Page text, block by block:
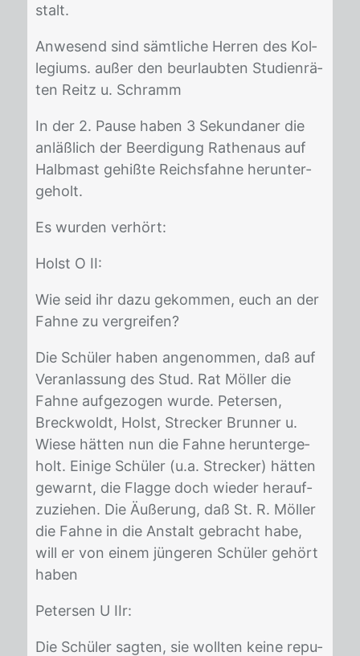
stalt.
An­we­send sind sämt­li­che Her­ren des Kol­
le­gi­ums. au­ßer den be­ur­laub­ten Stu­di­en­rä­
ten Reitz u. Schramm
In der 2. Pau­se ha­ben 3 Se­kun­da­ner die
an­läß­lich der Be­er­di­gung Ra­then­aus auf
Halb­mast ge­hiß­te Reichs­fah­ne her­un­ter­
ge­holt.
Es wur­den ver­hört:
Holst O II:
Wie seid ihr dazu ge­kom­men, euch an der
Fah­ne zu ver­grei­fen?
Die Schü­ler ha­ben an­ge­nom­men, daß auf
Ver­an­las­sung des Stud. Rat Möl­ler die
Fah­ne auf­ge­zo­gen wur­de. Pe­ter­sen,
Breck­woldt, Holst, Stre­cker Brun­ner u.
Wie­se hät­ten nun die Fah­ne her­un­ter­ge­
holt. Ei­ni­ge Schü­ler (u.a. Stre­cker) hät­ten
ge­warnt, die Flag­ge doch wie­der her­auf­
zu­zie­hen. Die Äuße­rung, daß St. R. Möl­ler
die Fah­ne in die An­stalt ge­bracht habe,
will er von ei­nem jün­ge­ren Schü­ler ge­hört
ha­ben
Pe­ter­sen U IIr:
Die Schü­ler sag­ten, sie woll­ten kei­ne re­pu­